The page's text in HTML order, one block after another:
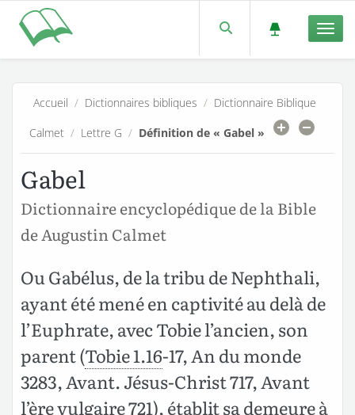
Accueil / Dictionnaires bibliques / Dictionnaire Biblique
Calmet / Lettre G / Définition de « Gabel »
Gabel
Dictionnaire encyclopédique de la Bible
de Augustin Calmet
Ou Gabélus, de la tribu de Nephthali,
ayant été mené en captivité au delà de
l’Euphrate, avec Tobie l’ancien, son
parent (Tobie 1.16-17, An du monde
3283, Avant. Jésus-Christ 717, Avant
l’ère vulgaire 721), établit sa demeure à